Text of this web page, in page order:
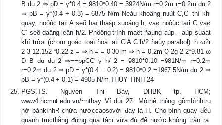
B du 2 ⇒ pD = γ*0.4 = 9810*0.40 = 3924N/m r=0.2m r=0.2m du 2
⇒ pB = γ*(0.4 + 0.3) = 6875 N/m Neáu khoâng nuùt C,C’ thì khi
quay, nöôùc taïi A seõ haï thaáp xuoáng h, vaø nöôùc taïi C vaø
C’ seõ daâng leân h/2. Phöông trình maët ñaúng aùp – aùp suaát
khí trôøi (choïn goác toaï ñoä taïi C’A C h/2 ñaùy parabol): h ω2r
2 3 12.152 *0.22 z = ⇒ h = = 0.30 m ⇒ h = 0.2m O 2g 2 2*9.81 ω
D B du du 2 ⇒==ppCC' γ h/ 2 = 9810*0.10 =981N/m r=0.2m
r=0.2m du 2 ⇒ pD = γ*(0.4 − 0.2) = 9810*0.2 =1967.5N/m du 2 ⇒
pB = γ*(0.4 + 0.1) = 4905 N/m THUY TINH 24
PGS.TS. Nguyen Thi Bay, DHBK tp. HCM;
www4.hcmut.edu.vn/~ntbay Ví duï 27: Mộthệ thống gồmbìnhtrụ
hở bánkínhR chứa nướccaosovới đáy là H. Cho bình quay đều
quanh trụcthẳng đứng qua tâm vừa đủ để nước không tràn ra.